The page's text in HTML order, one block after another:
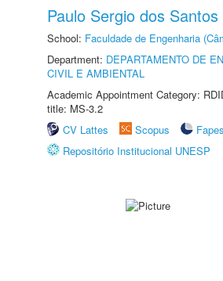
Paulo Sergio dos
School: Faculdade de Engenharia
Department: DEPARTAMENTO DE
CIVIL E AMBIENTAL
Academic Appointment Category:
title: MS-3.2
CV Lattes
Scopus
Repositório Institucional UNESP